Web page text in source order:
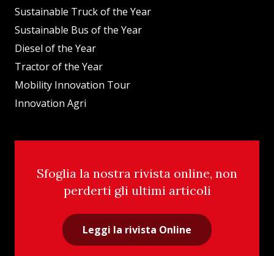
Sustainable Truck of the Year
Sustainable Bus of the Year
Diesel of the Year
Tractor of the Year
Mobility Innovation Tour
Innovation Agri
Sfoglia la nostra rivista online, non
perderti gli ultimi articoli
Leggi la rivista Online